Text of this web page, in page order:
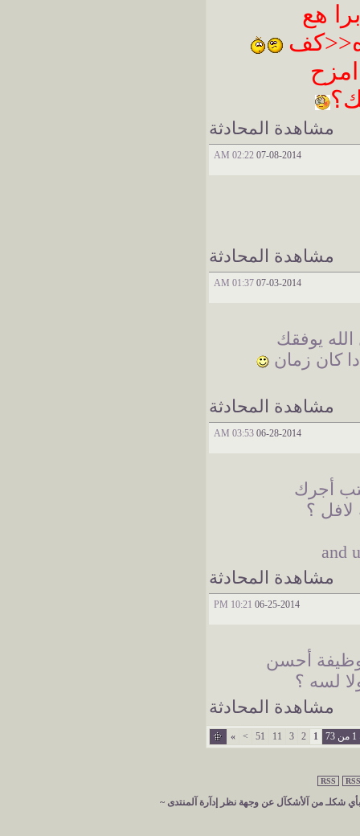
هع
مشاهدة المحادثة
07-08-2014
02:22 AM
مشاهدة المحادثة
07-03-2014
01:37 AM
يوفقك
كان زمان
مشاهدة المحادثة
06-28-2014
03:53 AM
أجرك
لافل ؟
مشاهدة المحادثة
06-25-2014
10:21 PM
أحسن
لسه ؟
مشاهدة المحادثة
1
2
3
11
51
>
»
RSS
شكلـ من آلأشكآل عن وجهة نظر إدآرة آلمنتدى ~